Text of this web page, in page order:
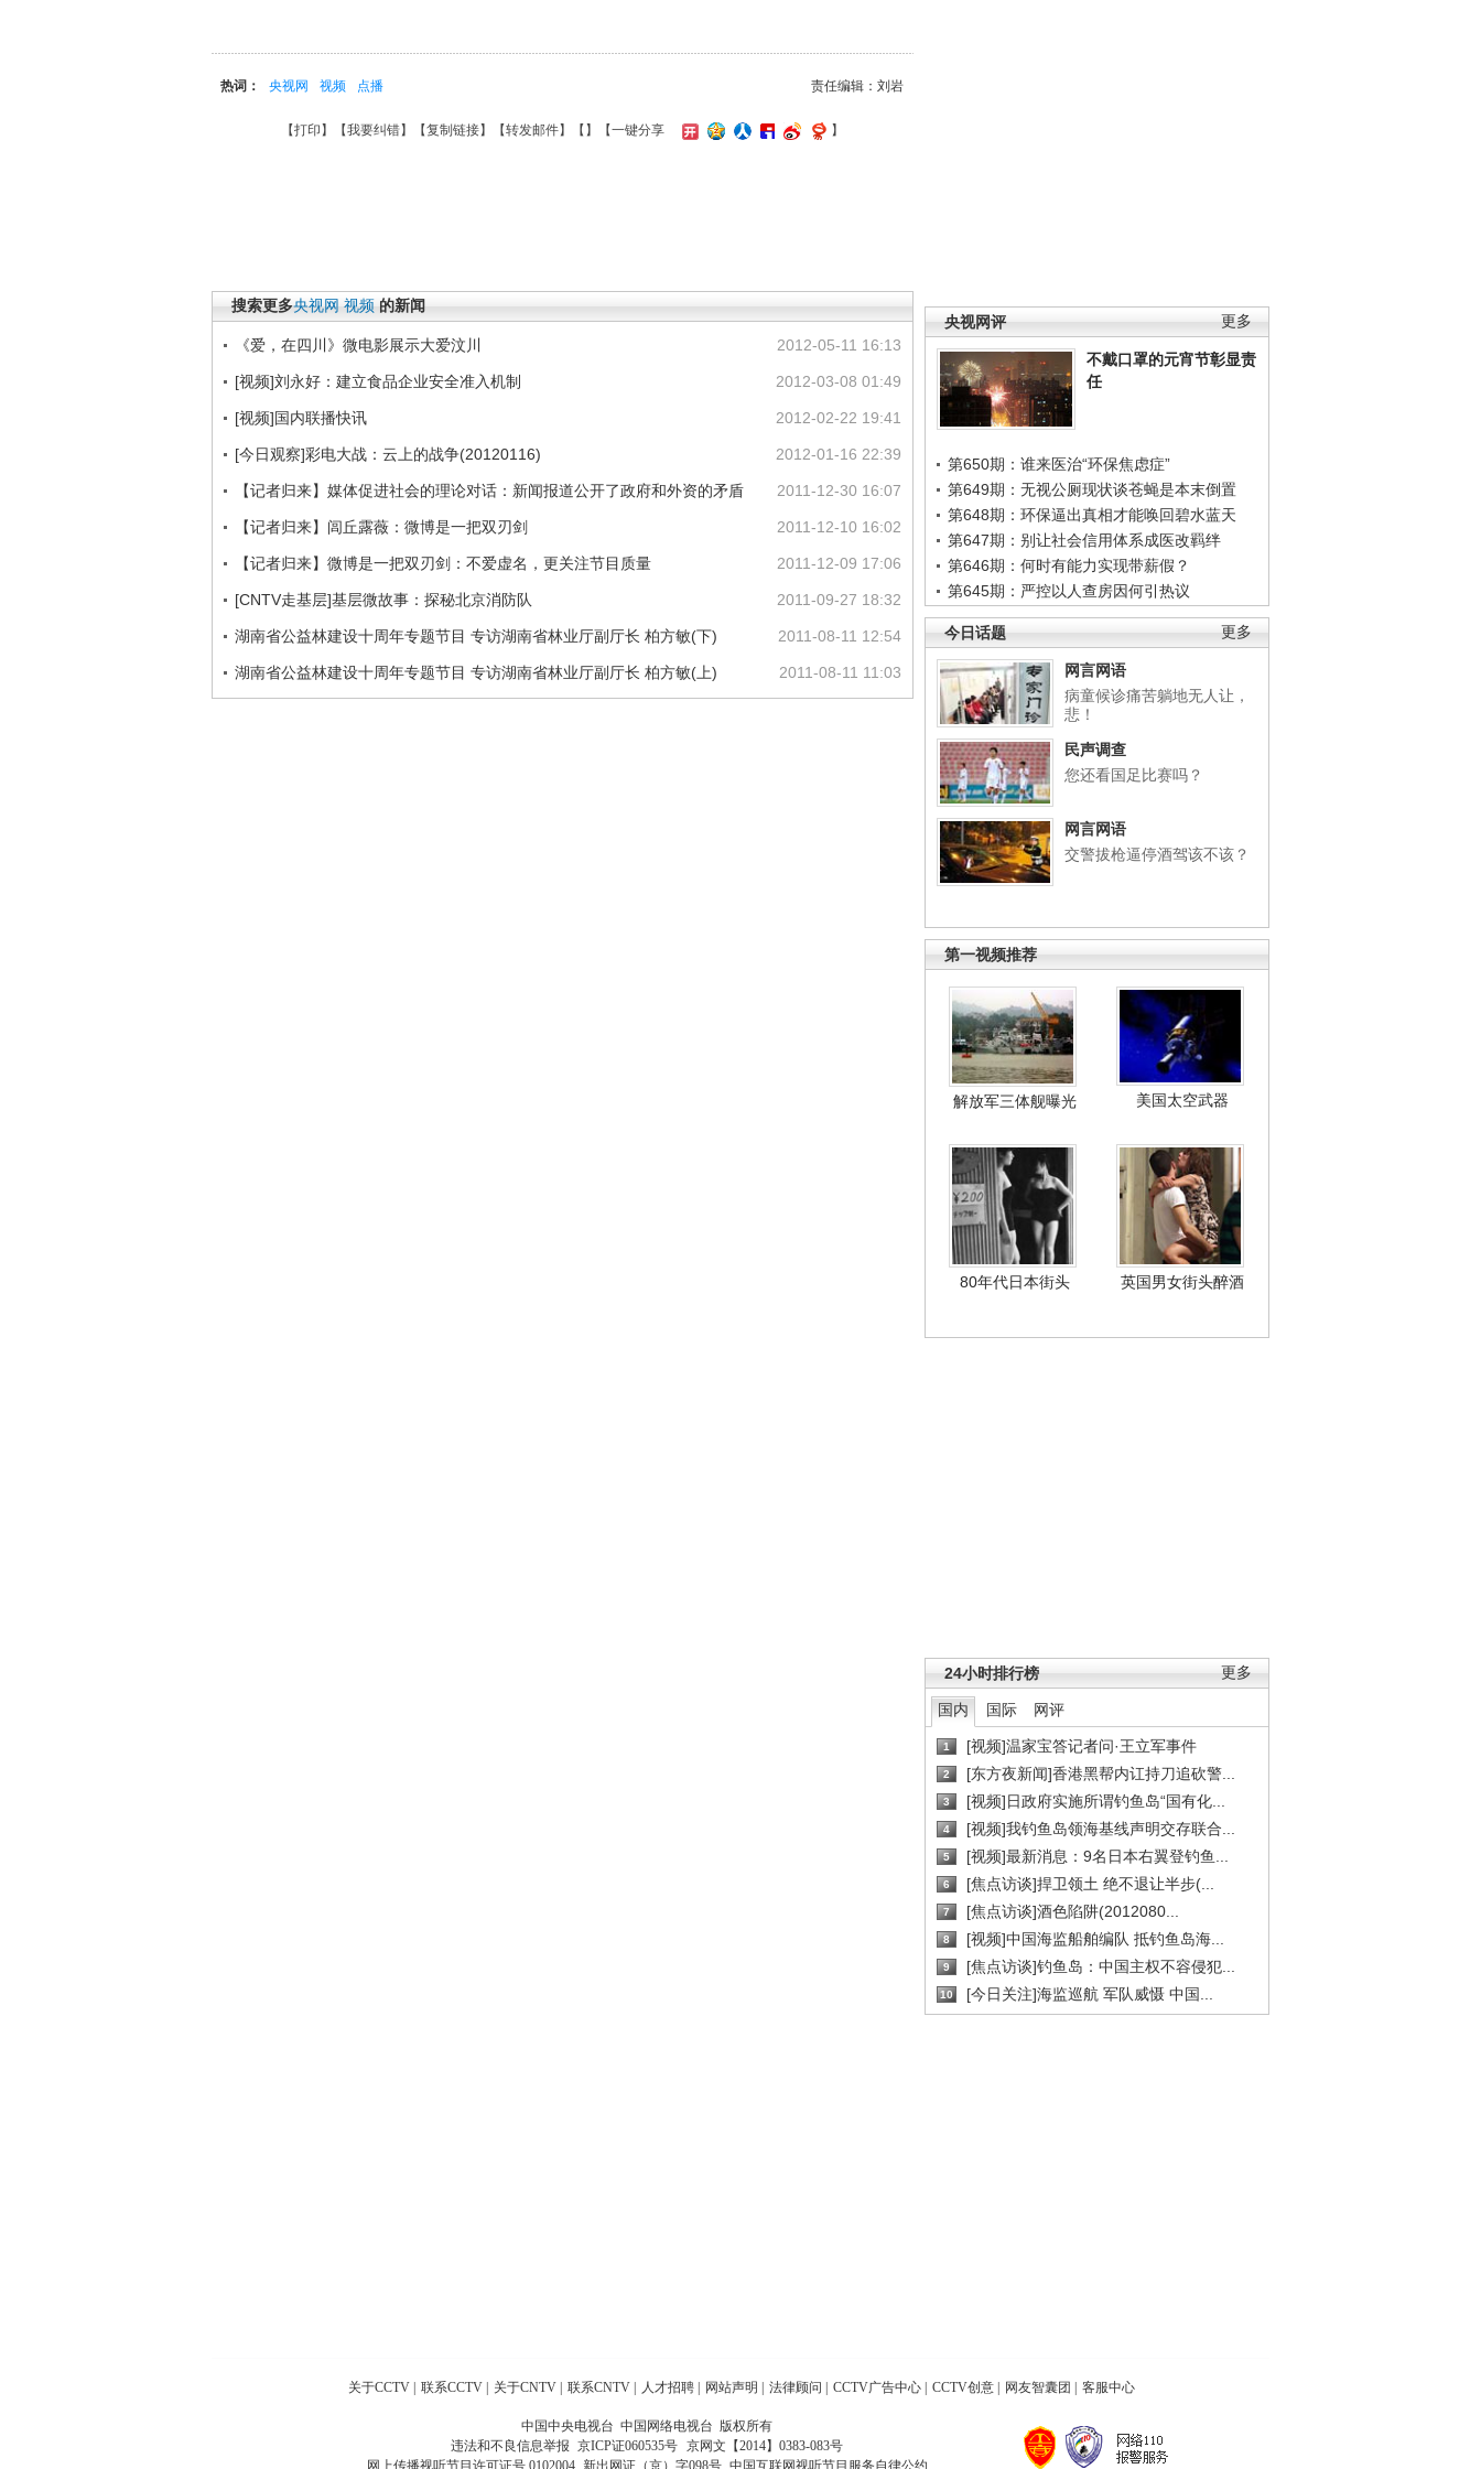
更多
央视网评
不戴口罩的元宵节彰显责
任
第650期：谁来医治“环保焦虑症”
第649期：无视公厕现状谈苍蝇是本末倒置
第648期：环保逼出真相才能唤回碧水蓝天
第647期：别让社会信用体系成医改羁绊
第646期：何时有能力实现带薪假？
第645期：严控以人查房因何引热议
更多
今日话题
网言网语
病童候诊痛苦躺地无人让，
悲！
民声调查
您还看国足比赛吗？
网言网语
交警拔枪逼停酒驾该不该？
第一视频推荐
解放军三体舰曝光 美国太空武器
80年代日本街头 英国男女街头醉酒
更多
24小时排行榜
国内 国际 网评
1 [视频]温家宝答记者问·王立军事件
2 [东方夜新闻]香港黑帮内讧持刀追砍警...
3 [视频]日政府实施所谓钓鱼岛“国有化...
4 [视频]我钓鱼岛领海基线声明交存联合...
5 [视频]最新消息：9名日本右翼登钓鱼...
6 [焦点访谈]捍卫领土 绝不退让半步(...
7 [焦点访谈]酒色陷阱(2012080...
8 [视频]中国海监船舶编队 抵钓鱼岛海...
9 [焦点访谈]钓鱼岛：中国主权不容侵犯...
10 [今日关注]海监巡航 军队威慑 中国...
责任编辑：刘岩
热词： 央视网 视频 点播
【打印 】【我要纠错】【复制链接】【转发邮件】【 】 【一键分享 】
搜索更多央视网 视频 的新闻
2012-05-11 16:13
《爱，在四川》微电影展示大爱汶川
2012-03-08 01:49
[视频]刘永好：建立食品企业安全准入机制
2012-02-22 19:41
[视频]国内联播快讯
2012-01-16 22:39
[今日观察]彩电大战：云上的战争(20120116)
2011-12-30 16:07
【记者归来】媒体促进社会的理论对话：新闻报道公开了政府和外资的矛盾
2011-12-10 16:02
【记者归来】闾丘露薇：微博是一把双刃剑
2011-12-09 17:06
【记者归来】微博是一把双刃剑：不爱虚名，更关注节目质量
2011-09-27 18:32
[CNTV走基层]基层微故事：探秘北京消防队
2011-08-11 12:54
湖南省公益林建设十周年专题节目 专访湖南省林业厅副厅长 柏方敏(下)
2011-08-11 11:03
湖南省公益林建设十周年专题节目 专访湖南省林业厅副厅长 柏方敏(上)
关于CCTV 联系CCTV 关于CNTV 联系CNTV 人才招聘 网站声明 法律顾问 CCTV广告中心 CCTV创意 网友智囊团 客服中心
中国中央电视台 中国网络电视台 版权所有
违法和不良信息举报 京ICP证060535号
京网文【2014】0383-083号
网上传播视听节目许可证号 0102004 新出网证（京）字098号 中国互联网视听节目服务自律公约